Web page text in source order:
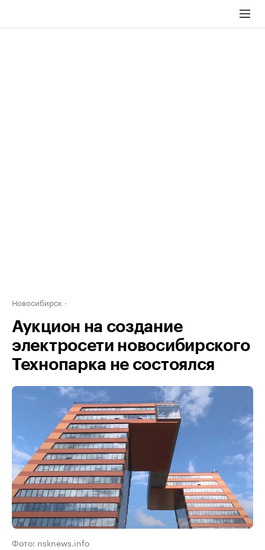
Новосибирск
Аукцион на создание
электросети новосибирского
Технопарка не состоялся
Фото: nsknews.info